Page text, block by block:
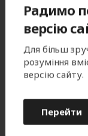
Цвет готового
Радимо
версію
Для більш
розуміння
версію сайту.
Перейти